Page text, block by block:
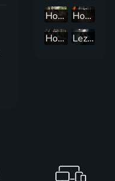
Horská kola: SP v La Thuile
Horská kola: SP ve Val di Sole
Horská kola: SP Itálie
Lezení: SP v Praze